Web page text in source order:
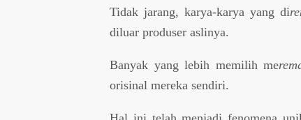
Tidak jarang, karya-karya yang di
diluar produser aslinya.
Banyak yang lebih memilih me
orisinal mereka sendiri.